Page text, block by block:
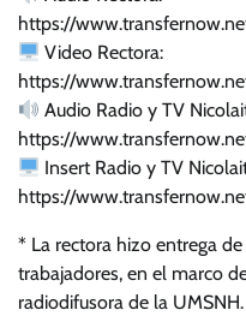
https://
Video Rectora:
https://
Audio Radio y TV
https://
Insert Radio y TV
https://
* La rectora hizo entrega
trabajadores, en el marco
radiodifusora de la UMSNH.